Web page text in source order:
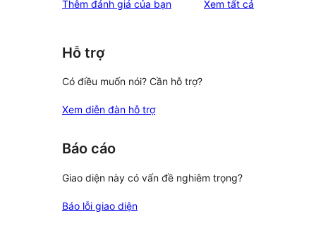
reviews
star
Thêm đánh giá của bạn Xem tất cả
Hỗ trợ
Có điều muốn nói? Cần hỗ trợ?
Xem diễn đàn hỗ trợ
Báo cáo
Giao diện này có vấn đề nghiêm trọng?
Báo lỗi giao diện